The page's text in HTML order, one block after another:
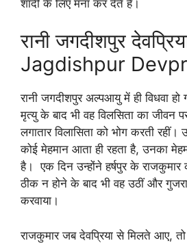
शादी के लिए मना कर देते हैं।
रानी जगदीशपुर
Jagdishpur
रानी जगदीशपुर अल्पआयु में ही विधवा
मृत्यु के बाद भी वह विलसिता का जीवन
लगातार विलासिता को भोग करती
कोई मेहमान आता ही रहता है, उनका
है। एक दिन उन्होंने हर्षपुर के राजकुमार
ठीक न होने के बाद भी वह उठीं और
करवाया।
राजकुमार जब देवप्रिया से मिलते आए,